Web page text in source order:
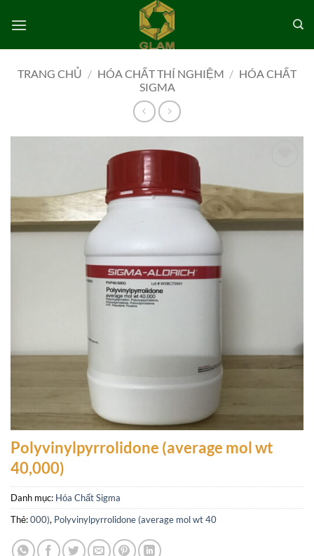
qua
TRANG CHỦ / HÓA CHẤT THÍ NGHIỆM / HÓA CHẤT
SIGMA
wishlist
Polyvinylpyrrolidone (average mol wt
40,000)
Danh mục: Hóa Chất Sigma
Thẻ:000), Polyvinylpyrrolidone (average mol wt 40